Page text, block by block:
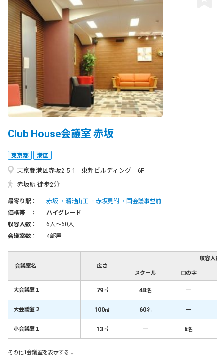
Club House会議室 赤坂
東京都 港区
東京都港区赤坂2-5-1 東邦ビルディング 6F
赤坂駅 徒歩2分
最寄り駅： 赤坂 溜池山王 赤坂見附
国会議事堂前
価格帯 ：
ハイグレード
収容人数：
6人〜60人
会議室数：
4部屋
会議室名 広さ
収容人
スクール ロの字
大会議室１ 79㎡ 48名 －
大会議室２ 100㎡ 60名 －
小会議室１ 13㎡ － 6名
その他1会議室を表示する↓